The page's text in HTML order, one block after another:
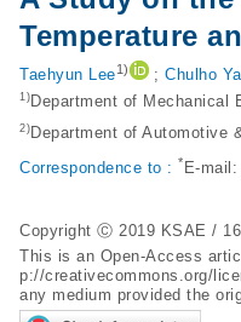
Temperature
Taehyun Lee1) ; Chulho
1) Department of Mechanical
2) Department of Automotive
Correspondence to : * E-mail:
Copyright Ⓒ 2019 KSAE /
This is an Open-Access
p://creativecommons.org/
any medium provided the